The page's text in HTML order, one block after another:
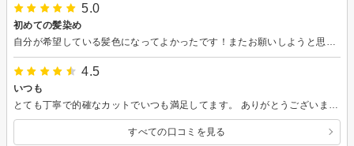
5.0
初めての髪染め
4.5
いつも
すべての口コミを見る